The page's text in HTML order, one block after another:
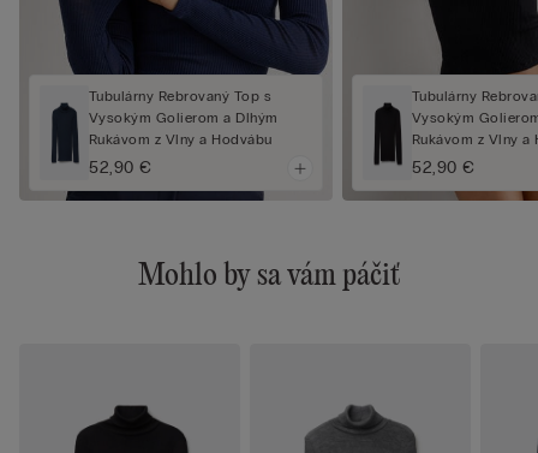
Tubulárny Rebrovaný Top s
Vysokým Golierom a Dlhým
Rukávom z Vlny a Hodvábu
52,90 €
Tubulárny
Vysokým
Rukávom z Vlny a
52,90 €
Mohlo by sa vám páčiť